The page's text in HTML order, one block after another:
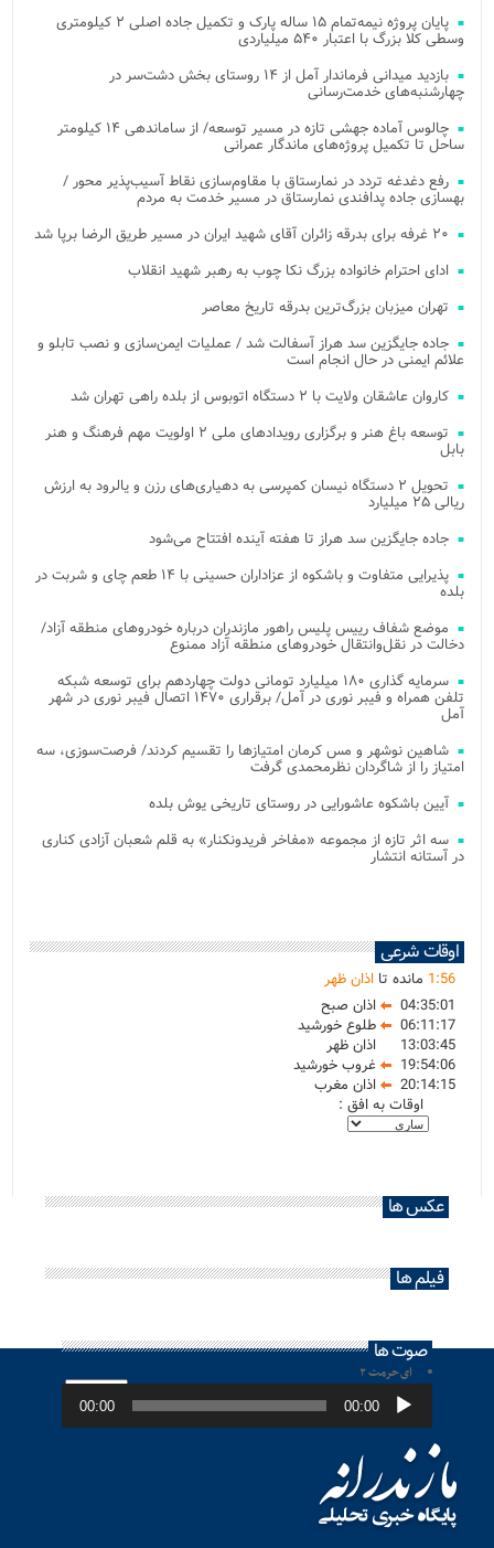
پایان پروژه نیمه‌تمام ۱۵ ساله پارک و تکمیل جاده اصلی ۲ کیلومتری
وسطی کلا بزرگ با اعتبار ۵۴۰ میلیاردی
بازدید میدانی فرماندار آمل از ۱۴ روستای بخش دشت‌سر در
چهارشنبه‌های خدمت‌رسانی
چالوس آماده جهشی تازه در مسیر توسعه/ از ساماندهی ۱۴ کیلومتر
ساحل تا تکمیل پروژه‌های ماندگار عمرانی
رفع دغدغه تردد در نمارستاق با مقاوم‌سازی نقاط آسیب‌پذیر محور /
بهسازی جاده پدافندی نمارستاق در مسیر خدمت به مردم
۲۰ غرفه برای بدرقه زائران آقای شهید ایران در مسیر طریق الرضا برپا شد
ادای احترام خانواده بزرگ نکا چوب به رهبر شهید انقلاب
تهران میزبان بزرگ‌ترین بدرقه تاریخ معاصر
جاده جایگزین سد هراز آسفالت شد / عملیات ایمن‌سازی و نصب تابلو و
علائم ایمنی در حال انجام است
کاروان عاشقان ولایت با ۲ دستگاه اتوبوس از بلده راهی تهران شد
توسعه باغ هنر و برگزاری رویدادهای ملی ۲ اولویت مهم فرهنگ و هنر
بابل
تحویل ۲ دستگاه نیسان کمپرسی به دهیاری‌های رزن و یالرود به ارزش
ریالی ۲۵ میلیارد
جاده جایگزین سد هراز تا هفته آینده افتتاح می‌شود
پذیرایی متفاوت و باشکوه از عزاداران حسینی با ۱۴ طعم چای و شربت در
بلده
موضع شفاف رییس پلیس راهور مازندران درباره خودروهای منطقه آزاد/
دخالت در نقل‌وانتقال خودروهای منطقه آزاد ممنوع
سرمایه گذاری ۱۸۰ میلیارد تومانی دولت چهاردهم برای توسعه شبکه
تلفن همراه و فیبر نوری در آمل/ برقراری ۱۴۷۰ اتصال فیبر نوری در شهر
آمل
شاهین نوشهر و مس کرمان امتیازها را تقسیم کردند/ فرصت‌سوزی، سه
امتیاز را از شاگردان نظرمحمدی گرفت
آیین باشکوه عاشورایی در روستای تاریخی یوش بلده
سه اثر تازه از مجموعه «مفاخر فریدونکنار» به قلم شعبان آزادی کناری
در آستانه انتشار
اوقات شرعی
1:56 مانده تااذان ظهر
04:35:01
اذان صبح
06:11:17
طلوع خورشید
13:03:45
اذان ظهر
19:54:06
غروب خورشید
20:14:15
اذان مغرب
اوقات به افق :
عکس ها
فیلم ها
صوت ها
ای حرمت ۲
پخش‌کننده
صوت 00:00
00:00